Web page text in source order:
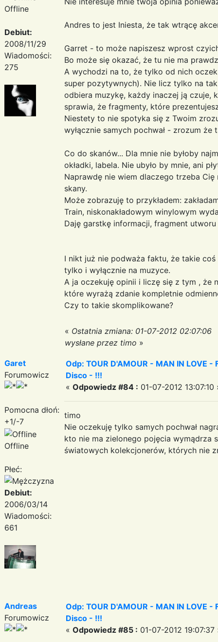
Offline
Debiut:
2008/11/29
Wiadomości:
275
Andres to jest Iniesta, że tak wtrącę
Garret - to może napiszesz wprost
Bo może się okazać, że tu nie ma
A wychodzi na to, że tylko od nich
super pozytywnych). Nie licz tylko na
odbiera muzykę, każdy inaczej ją czuje,
sprawia, że fragmenty, które
Niestety to nie spotyka się z Twoim
wyłącznie samych pochwał - zrozum
Co do skanów... Dla mnie nie byłoby
okładki, labela. Nie ubyło by mnie, ani
Naprawdę nie wiem dlaczego trzeba Cię
skany.
Może zobrazuję to przykładem:
Train, niskonakładowym winylowym
Daję garstkę informacji, fragment
I nikt już nie podważa faktu, że takie
tylko i wyłącznie na muzyce.
A ja oczekuję opinii i liczę się z tym , że
które wyrażą zdanie kompletnie
Czy to takie skomplikowane?
« Ostatnia zmiana: 01-07-2012 02:07:06
wysłane przez timo »
Garet
Forumowicz
Pomocna dłoń:
+1/-7
Offline
Płeć:
Debiut:
2006/03/14
Wiadomości:
661
Odp: TOUR D'AMOUR - MAN IN LOVE
Disco - !!!
« Odpowiedz #84 : 01-07-2012 13:07:10
timo
Nie oczekuję tylko samych pochwał
kto nie ma zielonego pojęcia wymądrza
światowych kolekcjonerów, których nie
Andreas
Forumowicz
Odp: TOUR D'AMOUR - MAN IN LOVE
Disco - !!!
« Odpowiedz #85 : 01-07-2012 19:07:37